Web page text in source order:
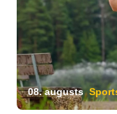
08. augusts